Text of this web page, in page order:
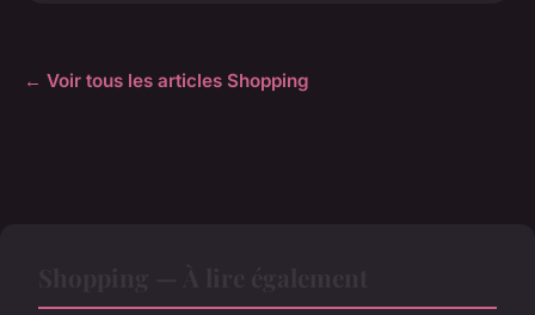
← Voir tous les articles Shopping